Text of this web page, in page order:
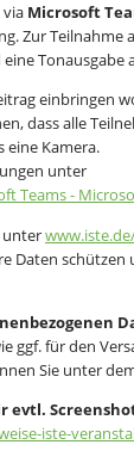
Microsoft
Zur
Tonausgabe
einbringen
dass alle
eine Kamera.
unter
Teams -
schützen
ggf. für den
Sie unter
evtl.
iste-